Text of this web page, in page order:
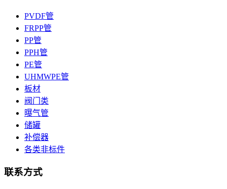
PVDF管
FRPP管
PP管
PPH管
PE管
UHMWPE管
板材
阀门类
曝气管
储罐
补偿器
各类非标件
联系方式